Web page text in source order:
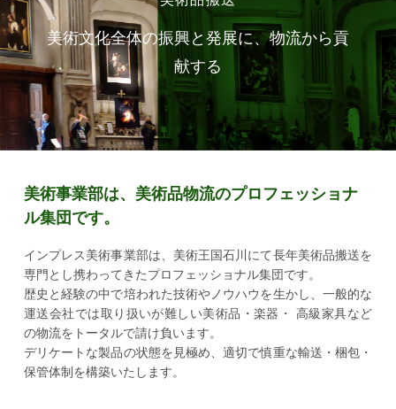
美術文化全体の振興と発展に、物流から貢
献する
美術事業部は、美術品物流のプロフェッショナ
ル集団です。
インプレス美術事業部は、美術王国石川にて長年美術品搬送を
専門とし携わってきたプロフェッショナル集団です。
歴史と経験の中で培われた技術やノウハウを生かし、一般的な
運送会社では取り扱いが難しい美術品・楽器・
高級家具など
の物流をトータルで請け負います。
デリケートな製品の状態を見極め、適切で慎重な輸送・梱包・
保管体制を構築いたします。